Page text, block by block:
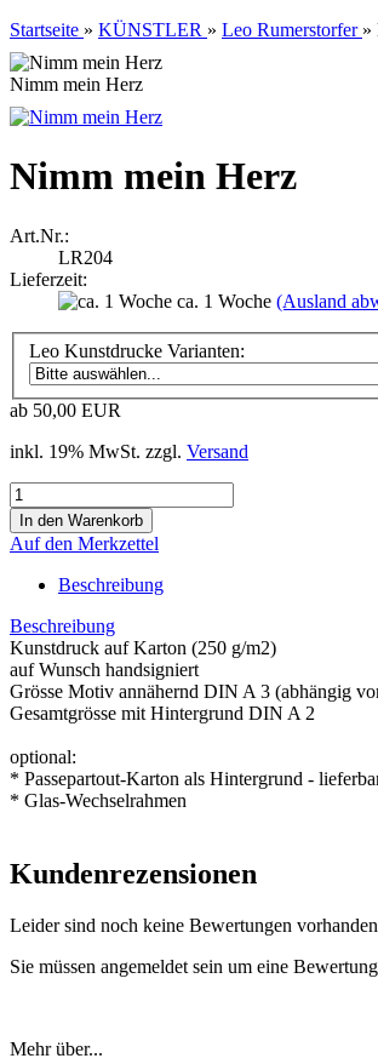
Startseite » KÜNSTLER » Leo Rumerstorfer »
Nimm mein Herz
Nimm mein Herz
Art.Nr.:
LR204
Lieferzeit:
ca. 1 Woche (Ausland
Leo Kunstdrucke Varianten:
ab 50,00 EUR
inkl. 19% MwSt. zzgl. Versand
Auf den Merkzettel
Beschreibung
Beschreibung
Kunstdruck auf Karton (250 g/m2)
auf Wunsch handsigniert
Grösse Motiv annähernd DIN A 3 (abhängig
Gesamtgrösse mit Hintergrund DIN A 2
optional:
* Passepartout-Karton als Hintergrund -
* Glas-Wechselrahmen
Kundenrezensionen
Leider sind noch keine Bewertungen
Sie müssen angemeldet sein um eine
Mehr über...